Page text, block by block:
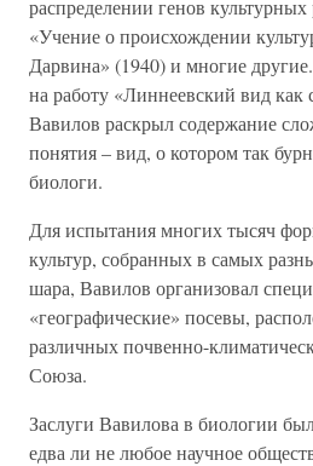
распределении генов
«Учение о происхождении
Дарвина» (1940) и многие
на работу «Линнеевский вид как
Вавилов раскрыл содержание
понятия – вид, о котором так
биологи.
Для испытания многих тысяч
культур, собранных в самых
шара, Вавилов организовал
«географические» посевы,
различных почвенно-
Союза.
Заслуги Вавилова в биологии
едва ли не любое научное